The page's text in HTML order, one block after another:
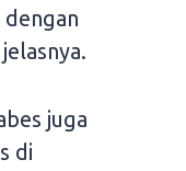
juga
di